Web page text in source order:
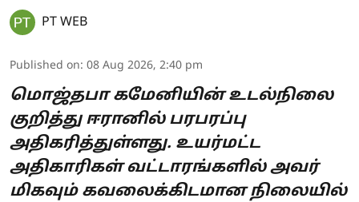
PT WEB
Published on: 08 Aug 2026, 2:40 pm
மொஜ்தபா கமேனியின் உடல்நிலை
குறித்து ஈரானில் பரபரப்பு
அதிகரித்துள்ளது. உயர்மட்ட
அதிகாரிகள் வட்டாரங்களில் அவர்
மிகவும் கவலைக்கிடமான நிலையில்